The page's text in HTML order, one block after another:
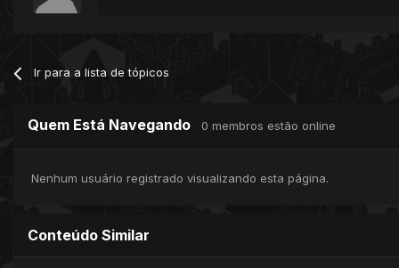
Ir para a lista de tópicos
Quem Está Navegando 0 membros estão online
Nenhum usuário registrado visualizando esta página.
Conteúdo Similar